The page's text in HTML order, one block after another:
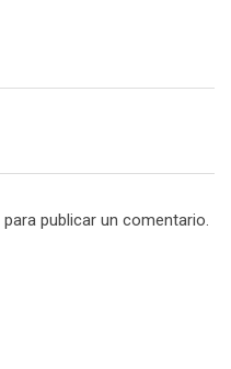
para publicar un comentario.